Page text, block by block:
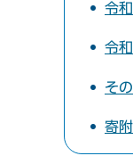
令
令
そ
寄